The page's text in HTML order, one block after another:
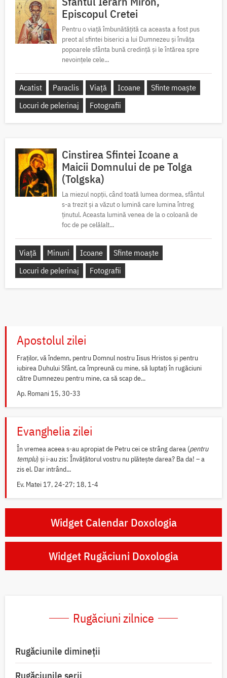
Episcopul Cretei
Pentru o viață îmbunătățită ca aceasta a fost pus
preot al sfintei biserici a lui Dumnezeu și învăța
popoarele sfânta bună credință și le întărea spre
nevoințele cele...
Acatist Paraclis Viață Icoane
Sfinte moaște
Locuri de pelerinaj
Fotografii
Cinstirea Sfintei Icoane a
Maicii Domnului de pe Tolga
(Tolgska)
La miezul nopții, când toată lumea dormea, sfântul
s-a trezit și a văzut o lumină care lumina întreg
ținutul. Aceasta lumină venea de la o coloană de
foc de pe celălalt...
Viață Minuni Icoane
Sfinte moaște
Locuri de pelerinaj
Fotografii
Apostolul zilei
Fraților, vă îndemn, pentru Domnul nostru Iisus Hristos și pentru
iubirea Duhului Sfânt, ca împreună cu mine, să luptați în rugăciuni
către Dumnezeu pentru mine, ca să scap de...
Ap. Romani 15, 30-33
Evanghelia zilei
În vremea aceea s-au apropiat de Petru cei ce strâng darea (pentru
templu) și i-au zis: Învățătorul vostru nu plătește darea? Ba da! – a
zis el. Dar intrând...
Ev. Matei 17, 24-27; 18, 1-4
Widget Calendar Doxologia
Widget Rugăciuni Doxologia
Rugăciuni zilnice
Rugăciunile dimineții
Rugăciunile serii